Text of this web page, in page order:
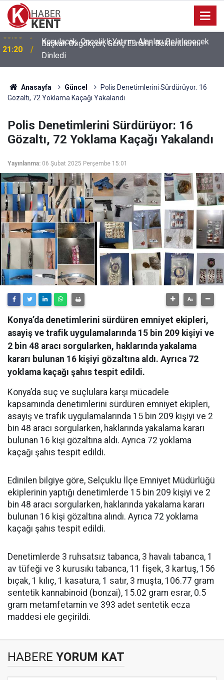
21:20
Başkan Özgökçen, Genç Esnafın Beklentilerini
Dinledi
Anasayfa Güncel
Polis Denetimlerini Sürdürüyor: 16
Gözaltı, 72 Yoklama Kaçağı Yakalandı
Polis Denetimlerini Sürdürüyor: 16
Gözaltı, 72 Yoklama Kaçağı Yakalandı
Yayınlanma: 06 Şubat 2025 Perşembe 15:01
Konya’da denetimlerini sürdüren emniyet ekipleri,
asayiş ve trafik uygulamalarında 15 bin 209 kişiyi ve
2 bin 48 aracı sorgularken, haklarında yakalama
kararı bulunan 16 kişiyi gözaltına aldı. Ayrıca 72
yoklama kaçağı şahıs tespit edildi.
Konya’da suç ve suçlulara karşı mücadele
kapsamında denetimlerini sürdüren emniyet ekipleri,
asayiş ve trafik uygulamalarında 15 bin 209 kişiyi ve 2
bin 48 aracı sorgularken, haklarında yakalama kararı
bulunan 16 kişi gözaltına aldı. Ayrıca 72 yoklama
kaçağı şahıs tespit edildi.
Edinilen bilgiye göre, Selçuklu İlçe Emniyet Müdürlüğü
ekiplerinin yaptığı denetimlerde 15 bin 209 kişiyi ve 2
bin 48 aracı sorgularken, haklarında yakalama kararı
bulunan 16 kişi gözaltına alındı. Ayrıca 72 yoklama
kaçağı şahıs tespit edildi.
Denetimlerde 3 ruhsatsız tabanca, 3 havalı tabanca, 1
av tüfeği ve 3 kurusıkı tabanca, 11 fişek, 3 kartuş, 156
bıçak, 1 kılıç, 1 kasatura, 1 satır, 3 muşta, 106.77 gram
sentetik kannabinoid (bonzai), 15.02 gram esrar, 0.5
gram metamfetamin ve 393 adet sentetik ecza
maddesi ele geçirildi.
HABERE YORUM KAT